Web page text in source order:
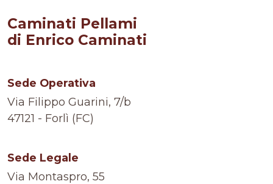
Caminati Pellami
di Enrico Caminati
Sede Operativa
Via Filippo Guarini, 7/b
47121 - Forlì (FC)
Sede Legale
Via Montaspro, 55